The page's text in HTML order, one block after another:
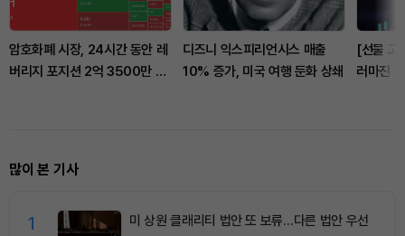
암호화폐 시장, 24시간 동안 레
버리지 포지션 2억 3500만 달
디즈니 익스피리언시스 매출
10% 증가, 미국 여행 둔화 상쇄
[선물 고
러마진
많이 본 기사
1 미 상원 클래리티 법안 또 보류…다른 법안 우선